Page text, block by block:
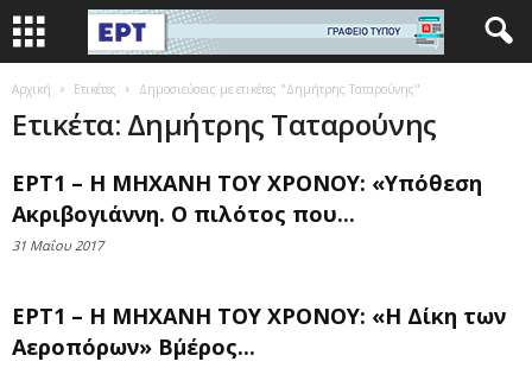
Αρχική Ετικέτες Δημοσιεύσεις με ετικέτες "Δημήτρης Ταταρούνης"
Ετικέτα: Δημήτρης Ταταρούνης
ΕΡΤ1 – Η ΜΗΧΑΝΗ ΤΟΥ ΧΡΟΝΟΥ: «Υπόθεση
Ακριβογιάννη. Ο πιλότος που...
31 Μαΐου 2017
ΕΡΤ1 – Η ΜΗΧΑΝΗ ΤΟΥ ΧΡΟΝΟΥ: «Η Δίκη των
Αεροπόρων» Β΄μέρος...